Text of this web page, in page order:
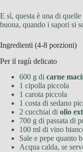
E sì, questa è una di
buona, quando i sapori si
Ingredienti (4-8 porzioni)
Per il ragù delicato
600 g di carne
1 cipolla piccola
1 carota piccola
1 costa di sedano
2 cucchiai di olio
700 g di passata di
100 ml di vino
Sale e pepe quanto
Acqua calda, se